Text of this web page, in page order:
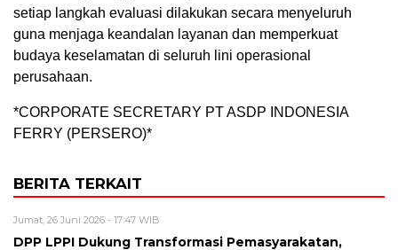
setiap langkah evaluasi dilakukan secara menyeluruh
guna menjaga keandalan layanan dan memperkuat
budaya keselamatan di seluruh lini operasional
perusahaan.
*CORPORATE SECRETARY PT ASDP INDONESIA
FERRY (PERSERO)*
BERITA TERKAIT
Jumat, 26 Juni 2026 - 17:47 WIB
DPP LPPI Dukung Transformasi Pemasyarakatan,